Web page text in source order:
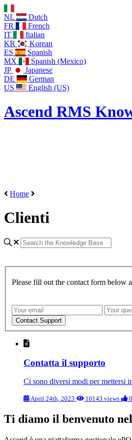
NL
Dutch
FR
French
IT
Italian
KR
Korean
ES
Spanish
MX
Spanish (Mexico)
JP
Japanese
DE
German
US
English (US)
Ascend RMS
Home
Clienti
Please fill out the contact form below
Contatta il supporto
Ci sono diversi modi per mettersi
April 24th, 2023 10143 views
Ti diamo il benvenuto